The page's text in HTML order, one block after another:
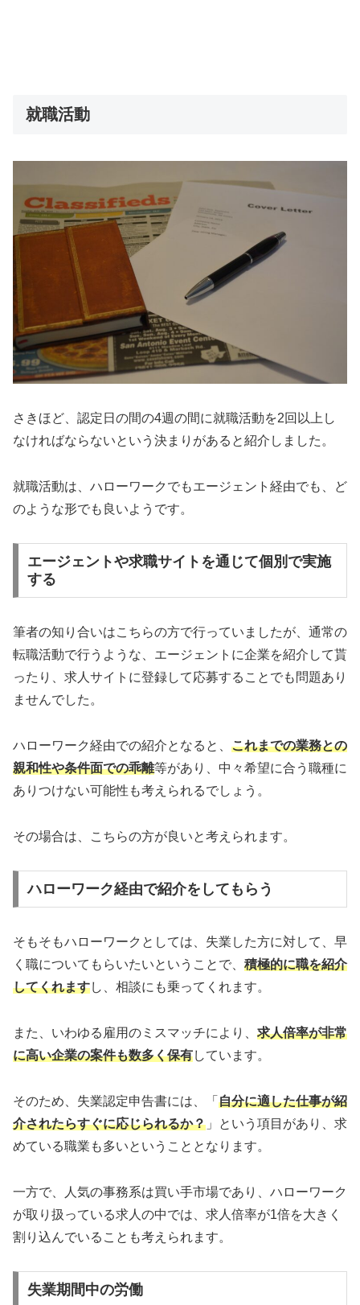
就職活動
さきほど、認定日の間の4週の間に就職活動を2回以上し
なければならないという決まりがあると紹介しました。
就職活動は、ハローワークでもエージェント経由でも、ど
のような形でも良いようです。
エージェントや求職サイトを通じて個別で実施
する
筆者の知り合いはこちらの方で行っていましたが、通常の
転職活動で行うような、エージェントに企業を紹介して貰
ったり、求人サイトに登録して応募することでも問題あり
ませんでした。
ハローワーク経由での紹介となると、 これまでの業務との
親和性や条件面での乖離等があり、中々希望に合う職種に
ありつけない可能性も考えられるでしょう。
その場合は、こちらの方が良いと考えられます。
ハローワーク経由で紹介をしてもらう
そもそもハローワークとしては、失業した方に対して、早
く職についてもらいたいということで、 積極的に職を紹介
してくれますし、相談にも乗ってくれます。
また、いわゆる雇用のミスマッチにより、 求人倍率が非常
に高い企業の案件も数多く保有しています。
そのため、失業認定申告書には、「 自分に適した仕事が紹
介されたらすぐに応じられるか？ 」という項目があり、求
めている職業も多いということとなります。
一方で、人気の事務系は買い手市場であり、ハローワーク
が取り扱っている求人の中では、求人倍率が1倍を大きく
割り込んでいることも考えられます。
失業期間中の労働